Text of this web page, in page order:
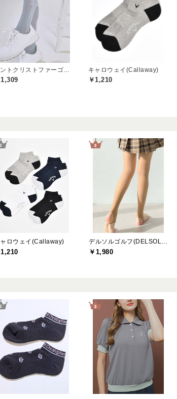
1,309
キャロウェイ(Callaway)
￥1,210
ャロウェイ(Callaway)
1,210 ￥1,980